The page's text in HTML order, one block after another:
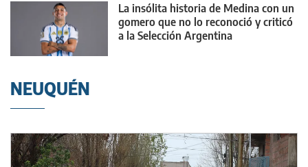
La insólita historia de Medina con un
gomero que no lo reconoció y criticó
a la Selección Argentina
NEUQUÉN